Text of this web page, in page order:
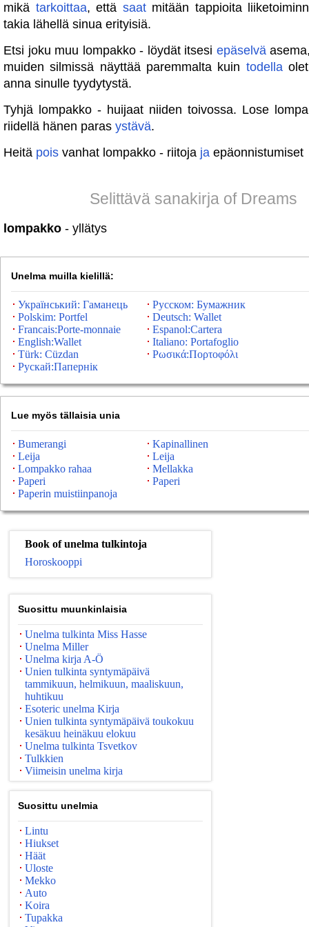
mikä tarkoittaa, että saatmitään tappioita
takia lähellä sinua erityisiä.
Etsi joku muu lompakko - löydät itsesi epäselvä
muiden silmissä näyttää paremmalta kuin todella
anna sinulle tyydytystä.
Tyhjä lompakko - huijaat niiden toivossa. Lose
riidellä hänen paras ystävä.
Heitä pois vanhat lompakko - riitoja ja epäonnistumiset
Selittävä sanakirja of Dreams
lompakko - yllätys
Unelma muilla kielillä:
Український: Гаманець
Русском: Бумажник
Polskim: Portfel
Deutsch: Wallet
Francais:Porte-monnaie
Espanol:Cartera
English:Wallet
Italiano: Portafoglio
Türk: Cüzdan
Ρωσικά:Πορτοφόλι
Рускай:Папернік
Lue myös tällaisia ​​unia
Bumerangi
Kapinallinen
Leija
Leija
Lompakko rahaa
Mellakka
Paperi
Paperi
Paperin muistiinpanoja
Book of unelma tulkintoja
Horoskooppi
Suosittu muunkinlaisia
Unelma tulkinta Miss Hasse
Unelma Miller
Unelma kirja A-Ö
Unien tulkinta syntymäpäivä
tammikuun, helmikuun, maaliskuun,
huhtikuu
Esoteric unelma Kirja
Unien tulkinta syntymäpäivä toukokuu
kesäkuu heinäkuu elokuu
Unelma tulkinta Tsvetkov
Tulkkien
Viimeisin unelma kirja
Suosittu unelmia
Lintu
Hiukset
Häät
Uloste
Mekko
Auto
Koira
Tupakka